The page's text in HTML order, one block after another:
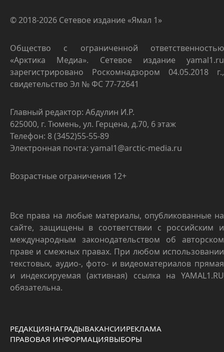
© 2018-2026 Сетевое издание «Ямал 1»
Общество с ограниченной ответственностью
«Арктика Медиа». Сетевое издание yamal1.ru
зарегистрировано Роскомнадзором 04.05.2018 г.,
свидетельство Эл № ФС 77-72641
Главный редактор: Абдулин И.Р.
625000, г. Тюмень, ул. Герцена, д.70, 6 этаж
Телефон: 8 (3452)55-55-89
Электронная почта: yamal1@arctic-media.ru
Возрастные ограничения 12+
Все права на любые материалы, опубликованные на
сайте, защищены в соответствии с российским и
международным законодательством об авторском
праве и смежных правах. При любом использовании
текстовых, аудио-, фото- и видеоматериалов прямая
и индексируемая (активная) ссылка на YAMAL1.RU
обязательна.
РЕДАКЦИЯНАГРАДЫВАКАНСИИРЕКЛАМА
ПРАВОВАЯ ИНФОРМАЦИЯВЫБОРЫ